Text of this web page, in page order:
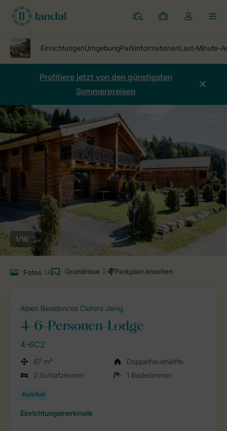
Ferienparks
Meine
Dropdown-
öffnen
Profitiere jetzt von den günstigsten
Sommerpreisen
1/16
Fotos 14 Grundrisse 2
Alpen Residences Clofers Jenig
4-6-Personen-Lodge
4-6C2
87 m²
Doppelhaushälfte
2 Schlafzimmer
1 Badezimmer
Einrichtungsmerkmale